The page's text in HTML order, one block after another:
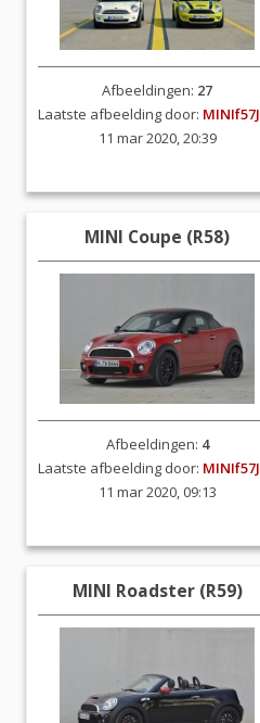
Afbeeldingen: 27
Laatste afbeelding door: MINIf57JCW
11 mar 2020, 20:39
MINI Coupe (R58)
Afbeeldingen: 4
Laatste afbeelding door: MINIf57JCW
11 mar 2020, 09:13
MINI Roadster (R59)